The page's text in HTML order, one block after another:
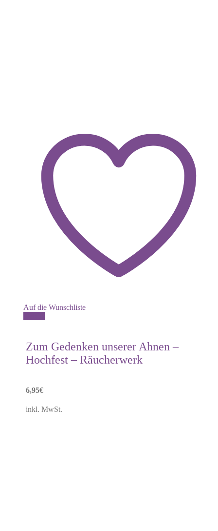
Auf die Wunschliste
Zum Gedenken unserer Ahnen –
Hochfest – Räucherwerk
6,95€
inkl. MwSt.